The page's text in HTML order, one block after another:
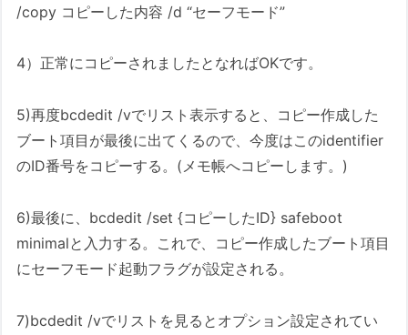
/copy コピーした内容 /d “セーフモード”
4）正常にコピーされましたとなればOKです。
5)再度bcdedit /vでリスト表示すると、コピー作成した
ブート項目が最後に出てくるので、今度はこのidentifier
のID番号をコピーする。(メモ帳へコピーします。)
6)最後に、bcdedit /set {コピーしたID} safeboot
minimalと入力する。これで、コピー作成したブート項目
にセーフモード起動フラグが設定される。
7)bcdedit /vでリストを見るとオプション設定されてい